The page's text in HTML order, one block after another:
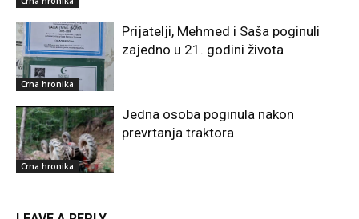
Crna hronika
Prijatelji, Mehmed i Saša poginuli
zajedno u 21. godini života
Crna hronika
Jedna osoba poginula nakon
prevrtanja traktora